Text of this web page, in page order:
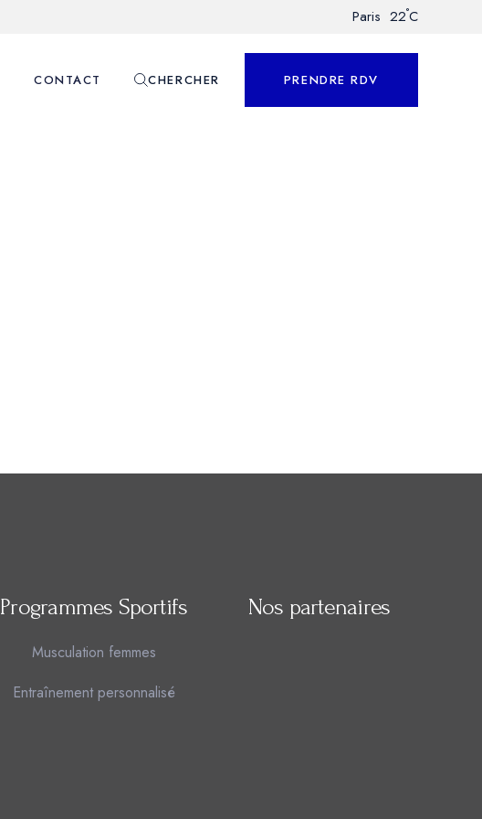
Paris 22°C
CONTACT CHERCHER PRENDRE RDV
Programmes Sportifs
Musculation femmes
Entraînement personnalisé
Nos partenaires